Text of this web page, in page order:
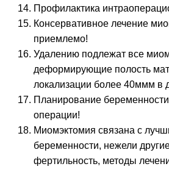
Профилактика
Консервативное лечение
приемлемо!
Удалению подлежат все
деформирующие полость
локализации более 40ммм в
Планирование
операции!
Миомэктомия связана с
беременности, нежели
фертильность, методы